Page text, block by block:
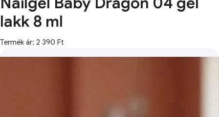
lakk 8 ml
Termék ár: 2 390 Ft